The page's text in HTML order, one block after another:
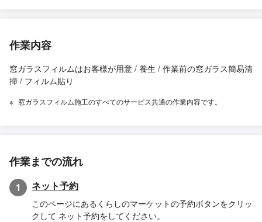
作業内容
窓ガラスフィルムはお客様が用意 / 養生 / 作業前の窓ガラス簡易清
掃 / フィルム貼り
窓ガラスフィルム施工のすべてのサービス共通の作業内容です。
作業までの流れ
1 ネット予約
このページにあるくらしのマーケットの予約ボタンをクリッ
クして ネット予約をしてください。